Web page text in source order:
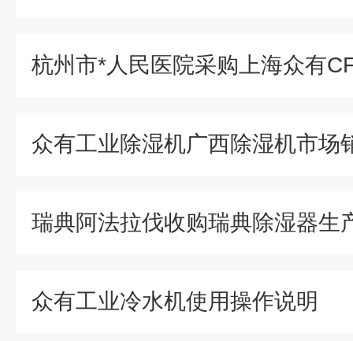
众有工业除湿机广西除湿机市场
瑞典阿法拉伐收购瑞典除湿器生
众有工业冷水机使用操作说明